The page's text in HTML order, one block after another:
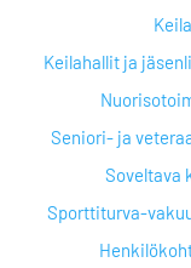
Keilahallit ja
Seniori- ja
Soveltava
Sporttiturva-